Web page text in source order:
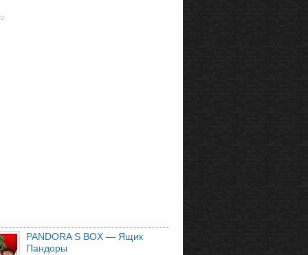
PANDORA S BOX — Ящик
Пандоры